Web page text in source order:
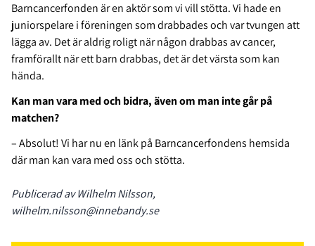
Barncancerfonden är en aktör som vi vill stötta. Vi hade en
juniorspelare i föreningen som drabbades och var tvungen att
lägga av. Det är aldrig roligt när någon drabbas av cancer,
framförallt när ett barn drabbas, det är det värsta som kan
hända.
Kan man vara med och bidra, även om man inte går på
matchen?
– Absolut! Vi har nu en länk på Barncancerfondens hemsida
där man kan vara med oss och stötta.
Publicerad av Wilhelm Nilsson,
wilhelm.nilsson@innebandy.se